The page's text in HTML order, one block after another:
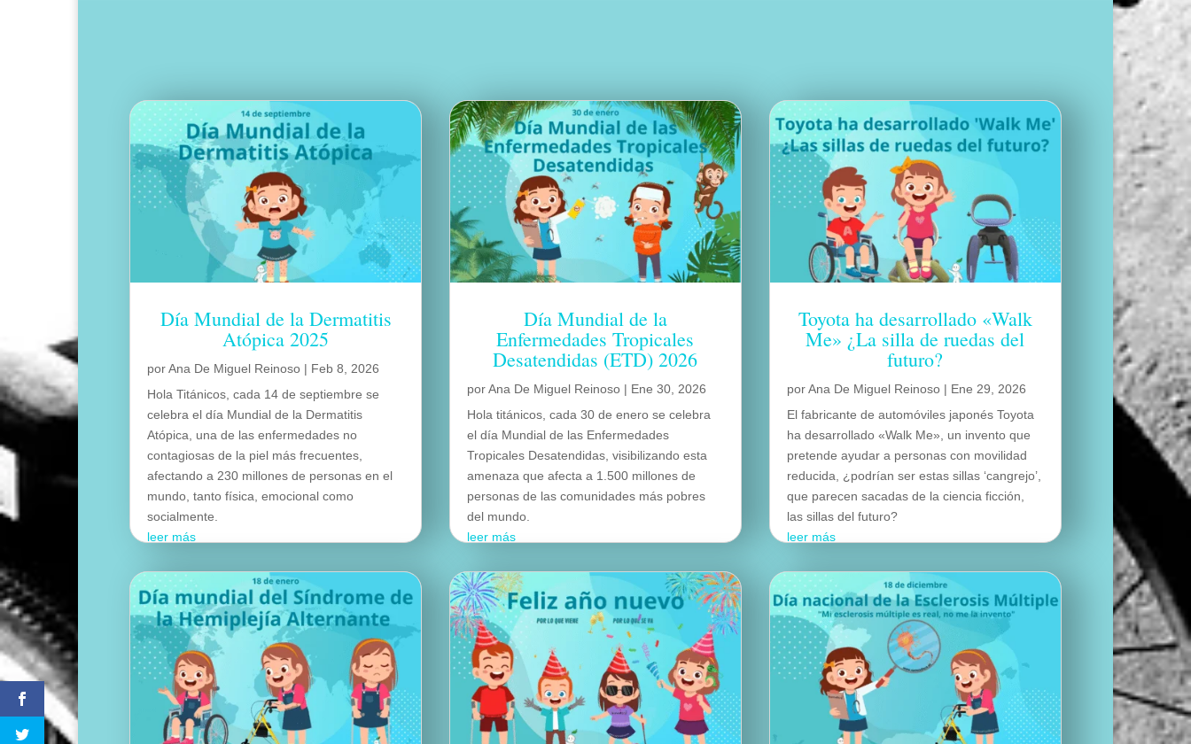
Día Mundial de la Dermatitis
Atópica 2025
porAna De Miguel Reinoso | Feb 8, 2026
Hola Titánicos, cada 14 de septiembre se
celebra el día Mundial de la Dermatitis
Atópica, una de las enfermedades no
contagiosas de la piel más frecuentes,
afectando a 230 millones de personas en el
mundo, tanto física, emocional como
socialmente.
leer más
Día Mundial de la
Enfermedades Tropicales
Desatendidas (ETD) 2026
porAna De Miguel Reinoso | Ene 30, 2026
Hola titánicos, cada 30 de enero se celebra
el día Mundial de las Enfermedades
Tropicales Desatendidas, visibilizando esta
amenaza que afecta a 1.500 millones de
personas de las comunidades más pobres
del mundo.
leer más
Toyota ha desarrollado «Walk
Me» ¿La silla de ruedas del
futuro?
porAna De Miguel Reinoso | Ene 29, 2026
El fabricante de automóviles japonés Toyota
ha desarrollado «Walk Me», un invento que
pretende ayudar a personas con movilidad
reducida, ¿podrían ser estas sillas ‘cangrejo’,
que parecen sacadas de la ciencia ficción,
las sillas del futuro?
leer más